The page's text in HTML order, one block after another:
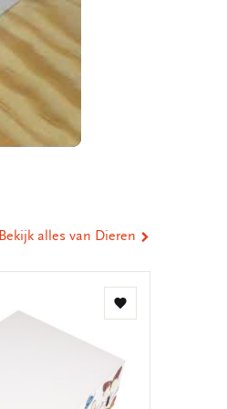
Bekijk alles van Dieren
Toevoegen